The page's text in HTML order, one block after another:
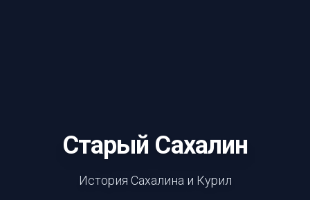
Старый Сахалин
История Сахалина и Курил